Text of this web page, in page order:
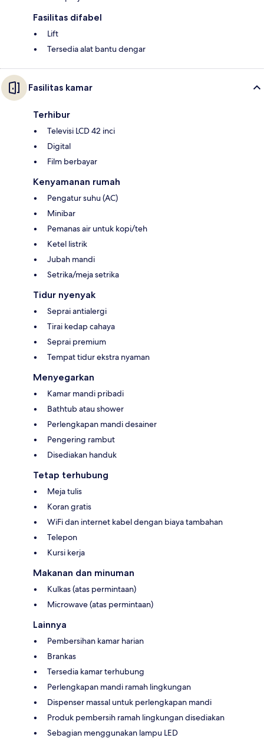
Fasilitas difabel
Lift
Tersedia alat bantu dengar
Fasilitas kamar
Terhibur
Televisi LCD 42 inci
Digital
Film berbayar
Kenyamanan rumah
Pengatur suhu (AC)
Minibar
Pemanas air untuk kopi/teh
Ketel listrik
Jubah mandi
Setrika/meja setrika
Tidur nyenyak
Seprai antialergi
Tirai kedap cahaya
Seprai premium
Tempat tidur ekstra nyaman
Menyegarkan
Kamar mandi pribadi
Bathtub atau shower
Perlengkapan mandi desainer
Pengering rambut
Disediakan handuk
Tetap terhubung
Meja tulis
Koran gratis
WiFi dan internet kabel dengan biaya tambahan
Telepon
Kursi kerja
Makanan dan minuman
Kulkas (atas permintaan)
Microwave (atas permintaan)
Lainnya
Pembersihan kamar harian
Brankas
Tersedia kamar terhubung
Perlengkapan mandi ramah lingkungan
Dispenser massal untuk perlengkapan mandi
Produk pembersih ramah lingkungan disediakan
Sebagian menggunakan lampu LED